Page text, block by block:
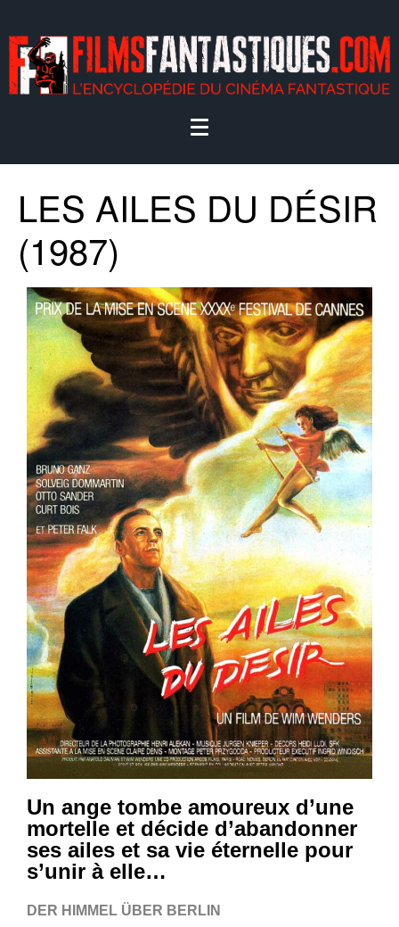
LES AILES DU DÉSIR
(1987)
Un ange tombe amoureux d’une
mortelle et décide d’abandonner
ses ailes et sa vie éternelle pour
s’unir à elle…
DER HIMMEL ÜBER BERLIN